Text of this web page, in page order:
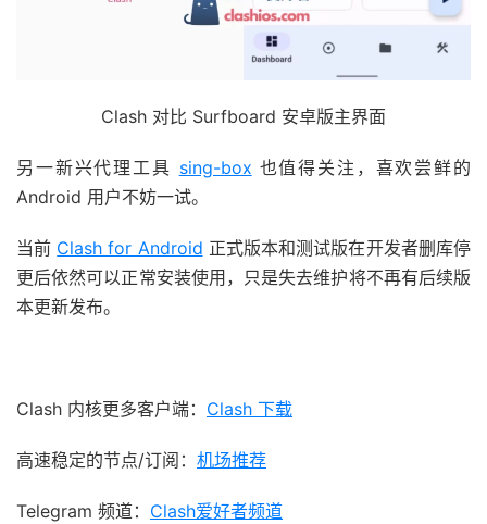
Clash 对比 Surfboard 安卓版主界面
另一新兴代理工具 sing-box 也值得关注，喜欢尝鲜的
Android 用户不妨一试。
当前 Clash for Android 正式版本和测试版在开发者删库停
更后依然可以正常安装使用，只是失去维护将不再有后续版
本更新发布。
Clash 内核更多客户端： Clash 下载
高速稳定的节点/订阅： 机场推荐
Telegram 频道： Clash爱好者频道